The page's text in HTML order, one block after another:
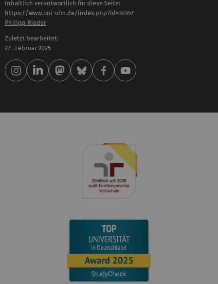
Inhaltlich verantwortlich für diese Seite:
https://www.uni-ulm.de/index.php?id=34557
Philipp Rieder
Zuletzt bearbeitet:
27 . Februar 2025